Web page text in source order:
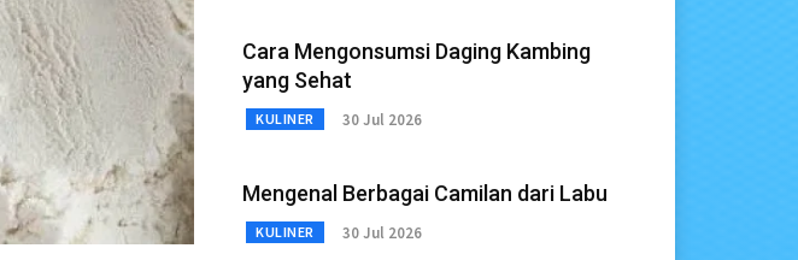
Cara Mengonsumsi Daging Kambing
yang Sehat
KULINER 30 Jul 2026
Mengenal Berbagai Camilan dari Labu
KULINER 30 Jul 2026